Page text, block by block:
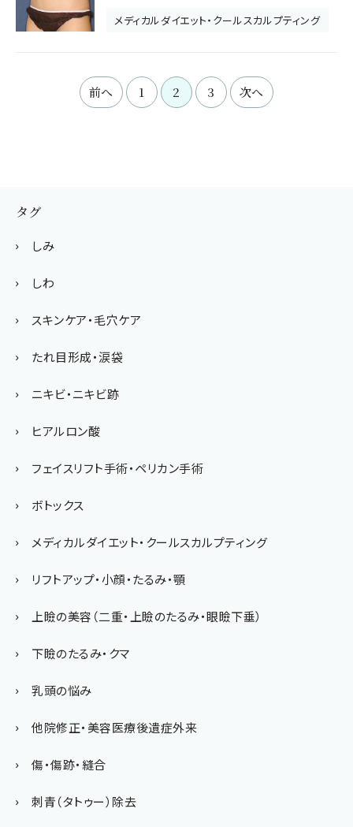
メディカルダイエット・クールスカルプティング
前へ 1 2 3 次へ
タグ
しみ
しわ
スキンケア・毛穴ケア
たれ目形成・涙袋
ニキビ・ニキビ跡
ヒアルロン酸
フェイスリフト手術・ペリカン手術
ボトックス
メディカルダイエット・クールスカルプティング
リフトアップ・小顔・たるみ・顎
上瞼の美容（二重・上瞼のたるみ・眼瞼下垂）
下瞼のたるみ・クマ
乳頭の悩み
他院修正・美容医療後遺症外来
傷・傷跡・縫合
刺青（タトゥー）除去